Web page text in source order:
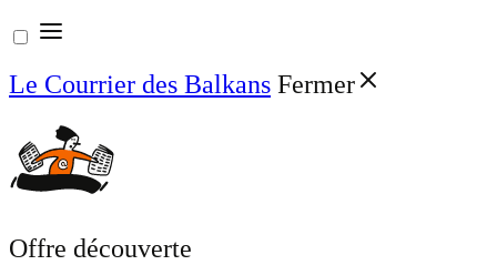
Aller
au
contenu
Le Courrier des Balkans Fermer
Offre découverte